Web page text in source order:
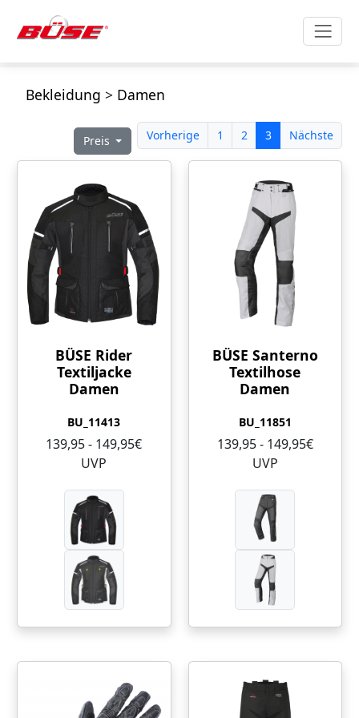
Bekleidung > Damen
Vorherige 1 2 3 Nächste
Preis
BÜSE Rider
Textiljacke
Damen
BU_11413
139,95 - 149,95€
UVP
BÜSE Santerno
Textilhose
Damen
BU_11851
139,95 - 149,95€
UVP